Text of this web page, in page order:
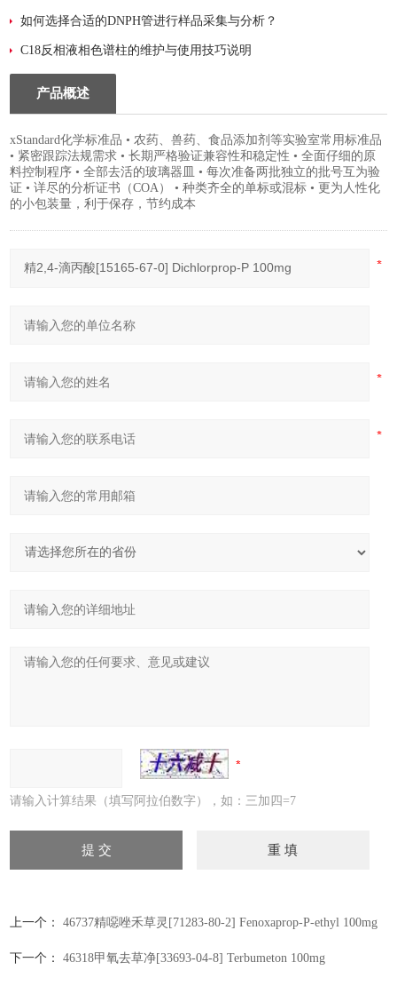
如何选择合适的DNPH管进行样品采集与分析？
C18反相液相色谱柱的维护与使用技巧说明
产品概述
xStandard化学标准品 • 农药、兽药、食品添加剂等实验室常用标准品
• 紧密跟踪法规需求 • 长期严格验证兼容性和稳定性 • 全面仔细的原
料控制程序 • 全部去活的玻璃器皿 • 每次准备两批独立的批号互为验
证 • 详尽的分析证书（COA） • 种类齐全的单标或混标 • 更为人性化
的小包装量，利于保存，节约成本
请输入计算结果（填写阿拉伯数字），如：三加四=7
上一个： 46737精噁唑禾草灵[71283-80-2] Fenoxaprop-P-ethyl 100mg
下一个： 46318甲氧去草净[33693-04-8] Terbumeton 100mg